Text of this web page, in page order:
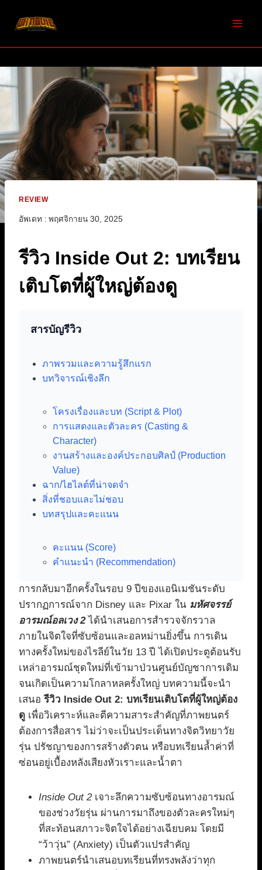
REVIEW
อัพเดท : พฤศจิกายน 30, 2025
รีวิว Inside Out 2: บทเรียน
เติบโตที่ผู้ใหญ่ต้องดู
สารบัญรีวิว
ภาพรวมและความรู้สึกแรก
บทวิจารณ์เชิงลึก
โครงเรื่องและบท (Script & Plot)
การแสดงและตัวละคร (Casting &
Character)
งานสร้างและองค์ประกอบศิลป์ (Production
Value)
ฉาก/ไฮไลต์ที่น่าจดจำ
สิ่งที่ชอบและไม่ชอบ
บทสรุปและคะแนน
คะแนน (Score)
คำแนะนำ (Recommendation)
การกลับมาอีกครั้งในรอบ 9 ปีของแอนิเมชันระดับ
ปรากฏการณ์จาก Disney และ Pixar ใน มหัศจรรย์
อารมณ์อลเวง 2ได้นำเสนอการสำรวจจักรวาล
ภายในจิตใจที่ซับซ้อนและอลหม่านยิ่งขึ้น การเดิน
ทางครั้งใหม่ของไรลีย์ในวัย 13 ปี ได้เปิดประตูต้อนรับ
เหล่าอารมณ์ชุดใหม่ที่เข้ามาป่วนศูนย์บัญชาการเดิม
จนเกิดเป็นความโกลาหลครั้งใหญ่ บทความนี้จะนำ
เสนอรีวิว Inside Out 2: บทเรียนเติบโตที่ผู้ใหญ่ต้อง
ดู เพื่อวิเคราะห์และตีความสาระสำคัญที่ภาพยนตร์
ต้องการสื่อสาร ไม่ว่าจะเป็นประเด็นทางจิตวิทยาวัย
รุ่น ปรัชญาของการสร้างตัวตน หรือบทเรียนล้ำค่าที่
ซ่อนอยู่เบื้องหลังเสียงหัวเราะและน้ำตา
Inside Out 2เจาะลึกความซับซ้อนทางอารมณ์
ของช่วงวัยรุ่น ผ่านการมาถึงของตัวละครใหม่ๆ
ที่สะท้อนสภาวะจิตใจได้อย่างเฉียบคม โดยมี
“ว้าวุ่น” (Anxiety) เป็นตัวแปรสำคัญ
ภาพยนตร์นำเสนอบทเรียนที่ทรงพลังว่าทุก